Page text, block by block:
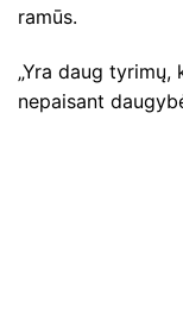
ramūs.
„Yra daug
nepaisant